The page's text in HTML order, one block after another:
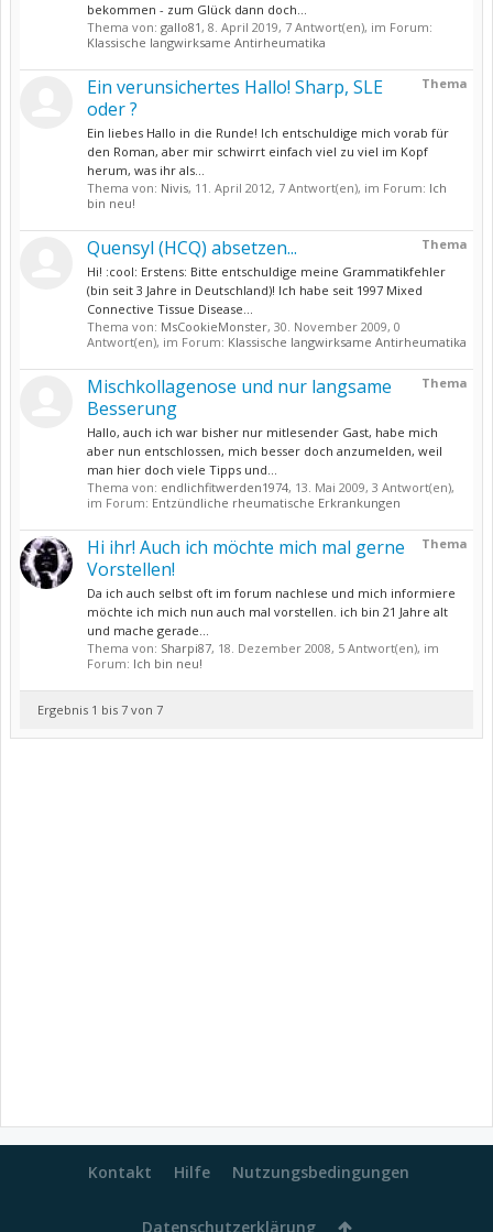
bekommen - zum Glück dann doch...
Thema von: gallo81, 8. April 2019, 7 Antwort(en), im Forum:
Klassische langwirksame Antirheumatika
Thema
Ein verunsichertes Hallo! Sharp, SLE
oder ?
Ein liebes Hallo in die Runde! Ich entschuldige mich vorab für
den Roman, aber mir schwirrt einfach viel zu viel im Kopf
herum, was ihr als...
Thema von: Nivis, 11. April 2012, 7 Antwort(en), im Forum: Ich
bin neu!
Thema
Quensyl (HCQ) absetzen...
Hi! :cool: Erstens: Bitte entschuldige meine Grammatikfehler
(bin seit 3 Jahre in Deutschland)! Ich habe seit 1997 Mixed
Connective Tissue Disease...
Thema von: MsCookieMonster, 30. November 2009, 0
Antwort(en), im Forum: Klassische langwirksame Antirheumatika
Thema
Mischkollagenose und nur langsame
Besserung
Hallo, auch ich war bisher nur mitlesender Gast, habe mich
aber nun entschlossen, mich besser doch anzumelden, weil
man hier doch viele Tipps und...
Thema von: endlichfitwerden1974, 13. Mai 2009, 3 Antwort(en),
im Forum: Entzündliche rheumatische Erkrankungen
Thema
Hi ihr! Auch ich möchte mich mal gerne
Vorstellen!
Da ich auch selbst oft im forum nachlese und mich informiere
möchte ich mich nun auch mal vorstellen. ich bin 21 Jahre alt
und mache gerade...
Thema von: Sharpi87, 18. Dezember 2008, 5 Antwort(en), im
Forum: Ich bin neu!
Ergebnis 1 bis 7 von 7
Kontakt Hilfe Nutzungsbedingungen
Datenschutzerklärung